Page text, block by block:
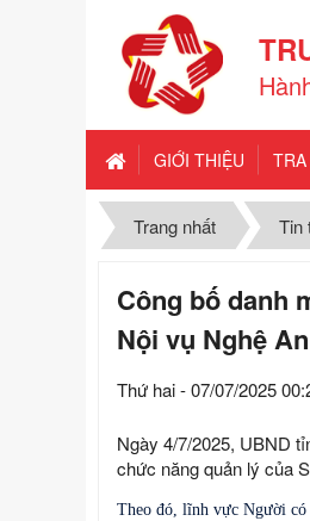
GIỚI THIỆU
Trang nhất Tin
Công bố danh
Nội vụ Nghệ
Thứ hai - 07/07/2025
Ngày 4/7/2025, UBND
chức năng quản lý của
Theo đó, lĩnh vực Người